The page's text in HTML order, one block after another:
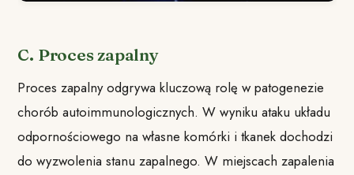
C. Proces zapalny
Proces zapalny odgrywa kluczową rolę w patogenezie
chorób autoimmunologicznych. W wyniku ataku układu
odpornościowego na własne komórki i tkanek dochodzi
do wyzwolenia stanu zapalnego. W miejscach zapalenia